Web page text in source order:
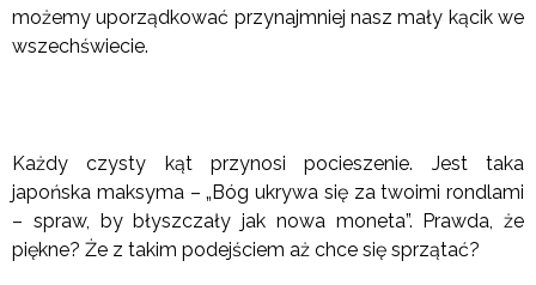
możemy uporządkować przynajmniej nasz mały kącik we
wszechświecie.
Każdy czysty kąt przynosi pocieszenie. Jest taka
japońska maksyma – „Bóg ukrywa się za twoimi rondlami
– spraw, by błyszczały jak nowa moneta”. Prawda, że
piękne? Że z takim podejściem aż chce się sprzątać?